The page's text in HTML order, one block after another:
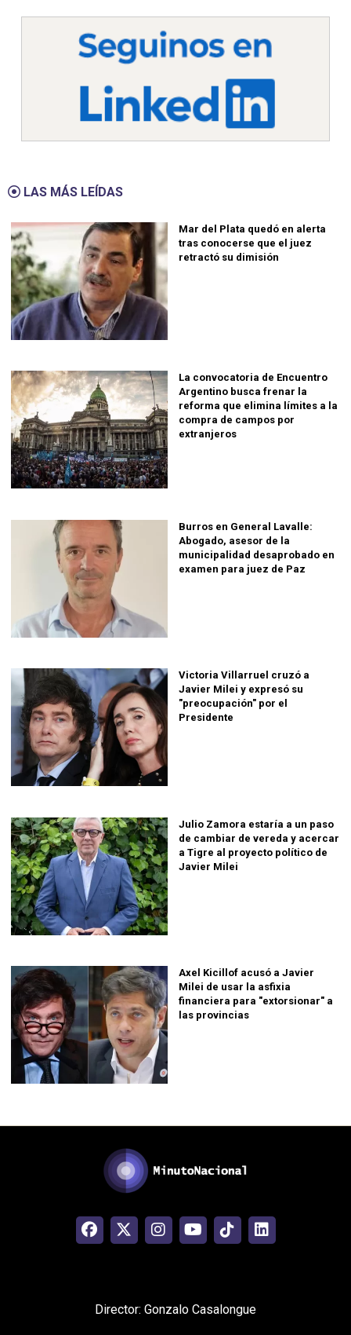
LAS MÁS LEÍDAS
Mar del Plata quedó en alerta
tras conocerse que el juez
retractó su dimisión
La convocatoria de Encuentro
Argentino busca frenar la
reforma que elimina límites a la
compra de campos por
extranjeros
Burros en General Lavalle:
Abogado, asesor de la
municipalidad desaprobado en
examen para juez de Paz
Victoria Villarruel cruzó a
Javier Milei y expresó su
"preocupación" por el
Presidente
Julio Zamora estaría a un paso
de cambiar de vereda y acercar
a Tigre al proyecto político de
Javier Milei
Axel Kicillof acusó a Javier
Milei de usar la asfixia
financiera para "extorsionar" a
las provincias
Director: Gonzalo Casalongue